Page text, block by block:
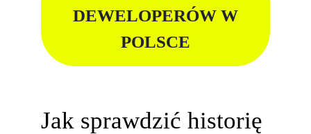
DEWELOPERÓW W
POLSCE
Jak sprawdzić historię